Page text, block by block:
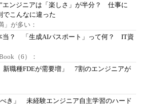
エンジニアは「楽しさ」が半分？ 仕事に
でこんなに違った
」が多い：
当？ 「生成AIパスポート」って何？ IT資
（6）：
新職種FDEが需要増」 7割のエンジニアが
き」 未経験エンジニア自主学習のハード